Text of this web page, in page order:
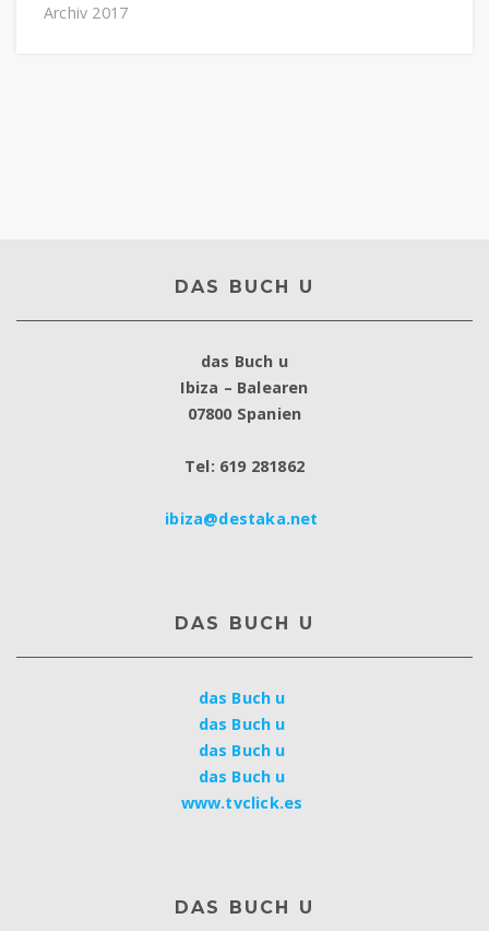
Archiv 2017
DAS BUCH U
das Buch u
Ibiza – Balearen
07800 Spanien
Tel: 619 281862
ibiza@destaka.net
DAS BUCH U
das Buch u
das Buch u
das Buch u
das Buch u
www.tvclick.es
DAS BUCH U